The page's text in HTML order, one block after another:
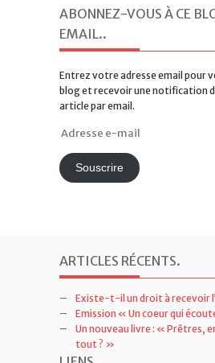
ABONNEZ-VOUS À CE
EMAIL..
Entrez votre adresse email pour
blog et recevoir une notification
article par email.
Adresse
mailSouscrire
ARTICLES RÉCENTS.
Existe-t-il un droit à recevoir
Emission « Un coeur qui
Un nouveau livre : « Prêtres,
tout ? »